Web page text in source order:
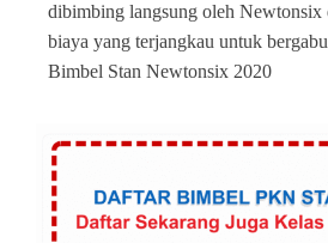
dibimbing langsung oleh Newtonsix
biaya yang terjangkau untuk
Bimbel Stan Newtonsix 2020